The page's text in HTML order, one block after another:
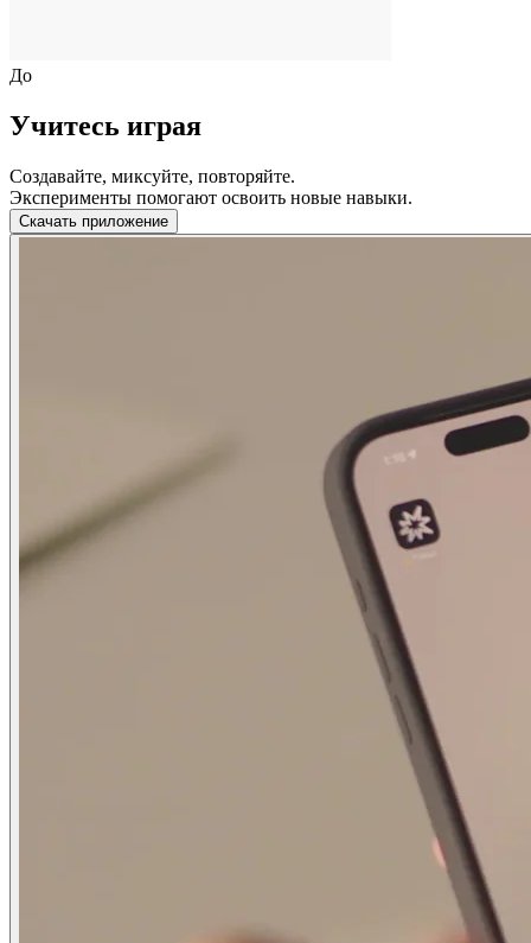
До
Учитесь играя
Создавайте, миксуйте, повторяйте.
Эксперименты помогают освоить новые навыки.
Скачать приложение